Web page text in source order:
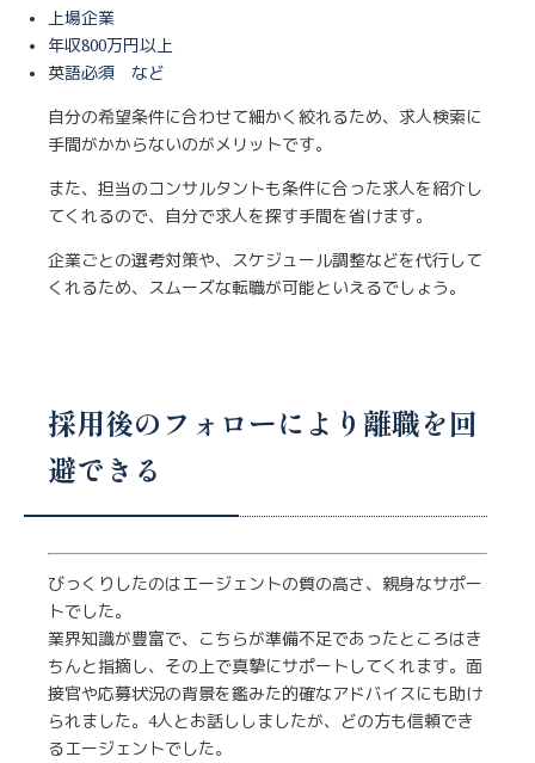
上場企業
年収800万円以上
英語必須 など
自分の希望条件に合わせて細かく絞れるため、求人検索に
手間がかからないのがメリットです。
また、担当のコンサルタントも条件に合った求人を紹介し
てくれるので、自分で求人を探す手間を省けます。
企業ごとの選考対策や、スケジュール調整などを代行して
くれるため、スムーズな転職が可能といえるでしょう。
採用後のフォローにより離職を回
避できる
びっくりしたのはエージェントの質の高さ、親身なサポー
トでした。
業界知識が豊富で、こちらが準備不足であったところはき
ちんと指摘し、その上で真摯にサポートしてくれます。面
接官や応募状況の背景を鑑みた的確なアドバイスにも助け
られました。4人とお話ししましたが、どの方も信頼でき
るエージェントでした。